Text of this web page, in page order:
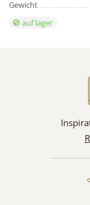
Gewicht
auf lager